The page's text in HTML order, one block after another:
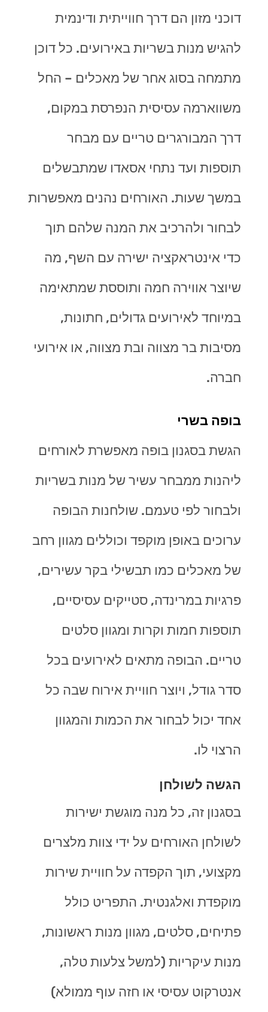
דוכני מזון הם דרך חווייתית ודינמית
להגיש מנות בשריות באירועים. כל דוכן
מתמחה בסוג אחר של מאכלים – החל
משווארמה עסיסית הנפרסת במקום,
דרך המבורגרים טריים עם מבחר
תוספות ועד נתחי אסאדו שמתבשלים
במשך שעות. האורחים נהנים מאפשרות
לבחור ולהרכיב את המנה שלהם תוך
כדי אינטראקציה ישירה עם השף, מה
שיוצר אווירה חמה ותוססת שמתאימה
במיוחד לאירועים גדולים, חתונות,
מסיבות בר מצווה ובת מצווה, או אירועי
חברה.
בופה בשרי
הגשת בסגנון בופה מאפשרת לאורחים
ליהנות ממבחר עשיר של מנות בשריות
ולבחור לפי טעמם. שולחנות הבופה
ערוכים באופן מוקפד וכוללים מגוון רחב
של מאכלים כמו תבשילי בקר עשירים,
פרגיות במרינדה, סטייקים עסיסיים,
תוספות חמות וקרות ומגוון סלטים
טריים. הבופה מתאים לאירועים בכל
סדר גודל, ויוצר חוויית אירוח שבה כל
אחד יכול לבחור את הכמות והמגוון
הרצוי לו.
הגשה לשולחן
בסגנון זה, כל מנה מוגשת ישירות
לשולחן האורחים על ידי צוות מלצרים
מקצועי, תוך הקפדה על חוויית שירות
מוקפדת ואלגנטית. התפריט כולל
פתיחים, סלטים, מגוון מנות ראשונות,
מנות עיקריות (למשל צלעות טלה,
אנטרקוט עסיסי או חזה עוף ממולא)